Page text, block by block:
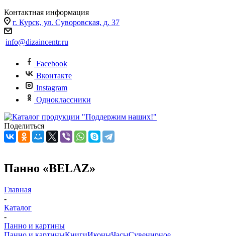
Контактная информация
г. Курск, ул. Суворовская, д. 37
info@dizaincentr.ru
Facebook
Вконтакте
Instagram
Одноклассники
Поделиться
Панно «BELAZ»
Главная
-
Каталог
-
Панно и картины